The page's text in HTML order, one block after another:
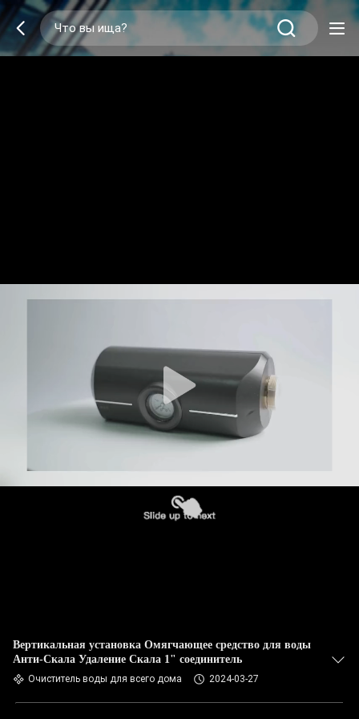
Вертикальная установка Омягчающее средство для воды
Анти-Скала Удаление Скала 1" соединитель
Очиститель воды для всего дома 2024-03-27